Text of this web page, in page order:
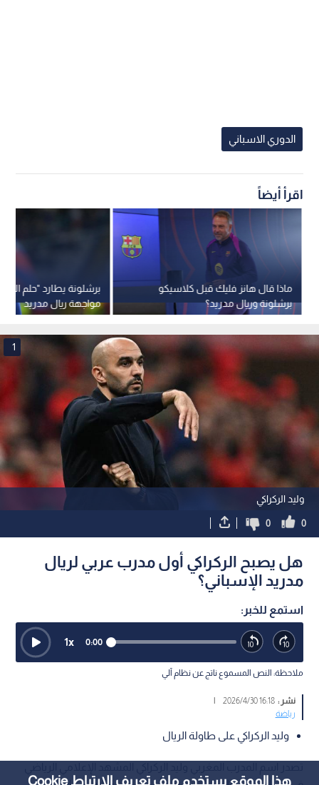
هذا الموقع يستخدم ملف تعريف الارتباط Cookie
الدوري الاسباني
اقرأ أيضاً
برشلونة يطارد "حلم
مواجهة ريال مدريد
ماذا قال هانز فليك قبل كلاسيكو
برشلونة وريال مدريد؟
وليد الركراكي
1
0
0
هل يصبح الركراكي أول مدرب عربي لريال
مدريد الإسباني؟
استمع للخبر:
0:00
1x
ملاحظة: النص المسموع ناتج عن نظام آلي
نشر :16:18 2026/4/30
|
رياضة
وليد الركراكي على طاولة الريال